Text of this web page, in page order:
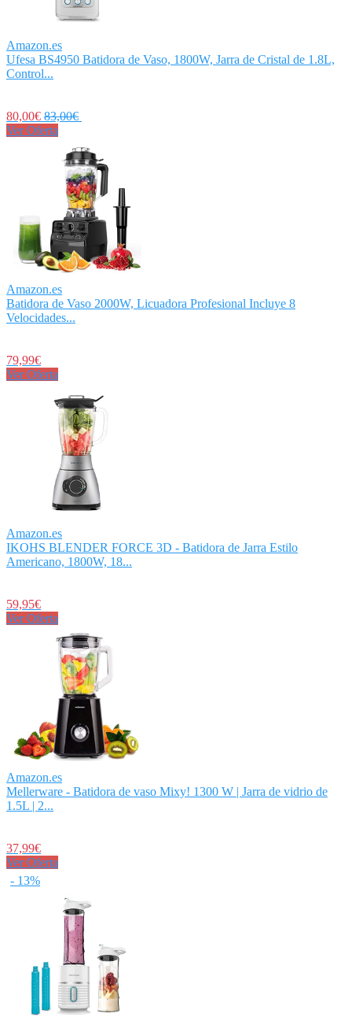
Amazon.es
Ufesa BS4950 Batidora de Vaso, 1800W, Jarra de Cristal de 1.8L,
Control...
80,00€ 83,00€
Ver Oferta
Amazon.es
Batidora de Vaso 2000W, Licuadora Profesional Incluye 8
Velocidades...
79,99€
Ver Oferta
Amazon.es
IKOHS BLENDER FORCE 3D - Batidora de Jarra Estilo
Americano, 1800W, 18...
59,95€
Ver Oferta
Amazon.es
Mellerware - Batidora de vaso Mixy! 1300 W | Jarra de vidrio de
1.5L | 2...
37,99€
Ver Oferta
- 13%